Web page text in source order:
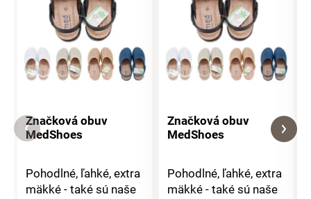
Značková obuv
MedShoes
Pohodlné, ľahké, extra
mäkké - také sú naše
Značková obuv
MedShoes
Pohodlné, ľahké, extra
mäkké - také sú naše